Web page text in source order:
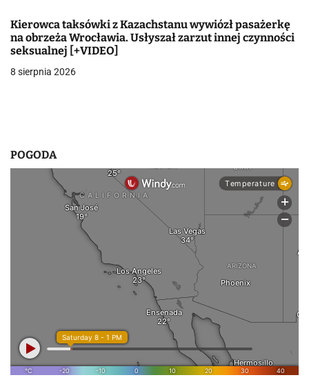
s
u
Kierowca taksówki z Kazachstanu wywiózł pasażerkę
na obrzeża Wrocławia. Usłyszał zarzut innej czynności
seksualnej [+VIDEO]
8 sierpnia 2026
POGODA